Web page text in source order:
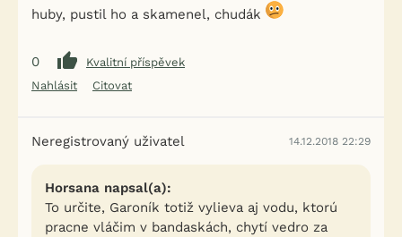
huby, pustil ho a skamenel, chudák
0
Kvalitní příspěvek
Nahlásit
Citovat
Neregistrovaný uživatel 14.12.2018 22:29
Horsana napsal(a):
To určite, Garoník totiž vylieva aj vodu, ktorú
pracne vláčim v bandaskách, chytí vedro za